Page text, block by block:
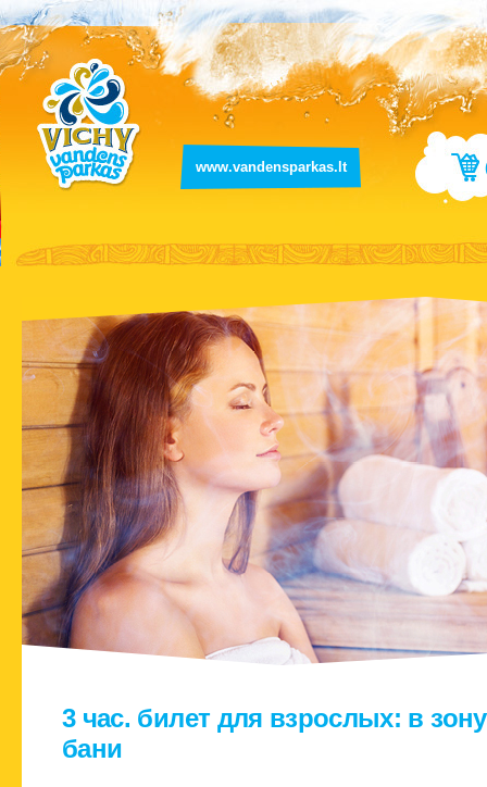
www.vandensparkas.lt
3 час. билет для взрослых: в
бани